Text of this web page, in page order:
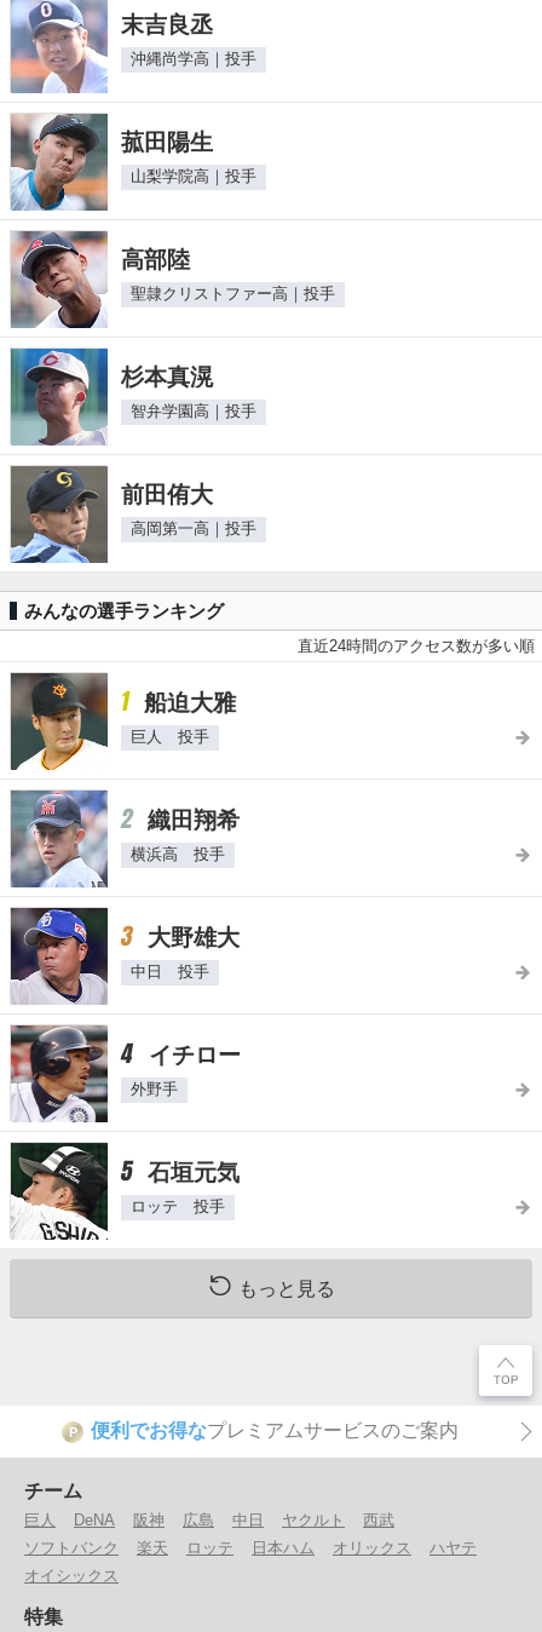
末吉良丞
沖縄尚学高｜投手
菰田陽生
山梨学院高｜投手
高部陸
聖隷クリストファー高｜投手
杉本真滉
智弁学園高｜投手
前田侑大
高岡第一高｜投手
みんなの選手ランキング
直近24時間のアクセス数が多い順
1 船迫大雅
巨人 投手
2 織田翔希
横浜高 投手
3 大野雄大
中日 投手
4 イチロー
外野手
5 石垣元気
ロッテ 投手
もっと見る
P 便利でお得なプレミアムサービスのご案内
チーム
巨人 DeNA 阪神 広島 中日 ヤクルト
西武
ソフトバンク
楽天 ロッテ 日本ハム オリックス
ハヤテ
オイシックス
特集